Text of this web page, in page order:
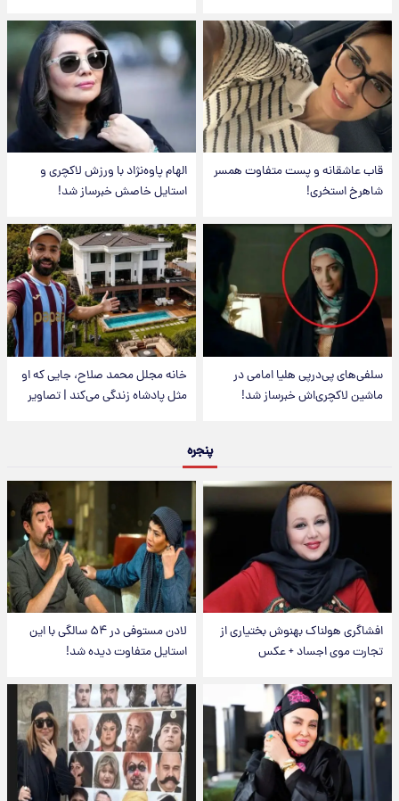
قاب عاشقانه و پست متفاوت همسر
شاهرخ استخری!
الهام پاوه‌نژاد با ورزش لاکچری و
استایل خاصش خبرساز شد!
سلفی‌های پی‌درپی هلیا امامی در
ماشین لاکچری‌اش خبرساز شد!
خانه مجلل محمد صلاح، جایی که او
مثل پادشاه زندگی می‌کند | تصاویر
پنجره
افشاگری هولناک بهنوش بختیاری از
تجارت موی اجساد + عکس
لادن مستوفی در ۵۴ سالگی با این
استایل متفاوت دیده شد!